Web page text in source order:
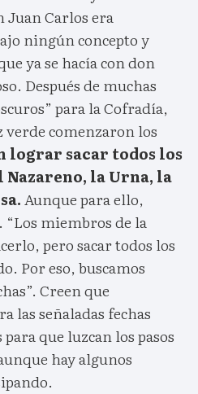
Juan Carlos era
ningún concepto y
ya se hacía con don
Después de muchas
para la Cofradía,
verde comenzaron los
lograr sacar todos los
Nazareno, la Urna, la
Aunque para ello,
“Los miembros de la
pero sacar todos los
Por eso, buscamos
Creen que
las señaladas fechas
que luzcan los pasos
hay algunos